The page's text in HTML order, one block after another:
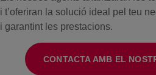
i t’oferiran la solució ideal pel teu
i garantint les prestacions.
CONTACTA AMB EL